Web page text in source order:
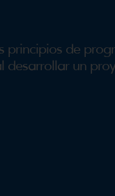
principios de
desarrollar un